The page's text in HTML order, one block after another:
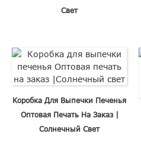
Свет
Коробка Для Выпечки Печенья
Оптовая Печать На Заказ |
Солнечный Свет